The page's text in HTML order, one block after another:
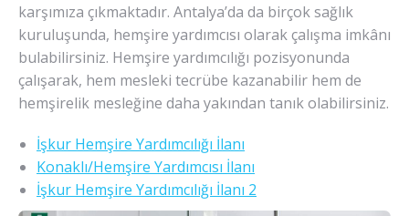
karşımıza çıkmaktadır. Antalya’da da birçok sağlık
kuruluşunda, hemşire yardımcısı olarak çalışma imkânı
bulabilirsiniz. Hemşire yardımcılığı pozisyonunda
çalışarak, hem mesleki tecrübe kazanabilir hem de
hemşirelik mesleğine daha yakından tanık olabilirsiniz.
İşkur Hemşire Yardımcılığı İlanı
Konaklı/Hemşire Yardımcısı İlanı
İşkur Hemşire Yardımcılığı İlanı 2